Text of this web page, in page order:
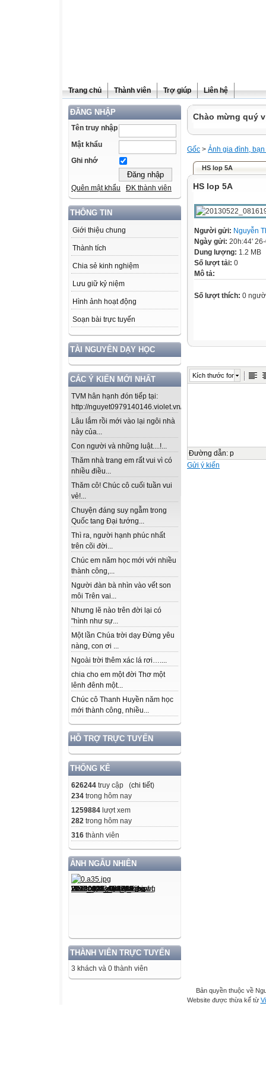
Trang chủ Thành viên Trợ giúp Liên hệ
ĐĂNG NHẬP
Tên truy nhập
Mật khẩu
Ghi nhớ
Quên mật khẩu ĐK thành viên
THÔNG TIN
Giới thiệu chung
Thành tích
Chia sẻ kinh nghiệm
Lưu giữ kỷ niệm
Hình ảnh hoạt động
Soạn bài trực tuyến
TÀI NGUYÊN DẠY HỌC
CÁC Ý KIẾN MỚI NHẤT
TVM hân hạnh đón tiếp tại:
http://nguyet0979140146.violet.vn/...
Lâu lắm rồi mới vào lại ngôi nhà
này của...
Con người và những luật....!...
Thăm nhà trang em rất vui vì có
nhiều điều...
Thăm cô! Chúc cô cuối tuần vui
vẻ!...
Chuyện đáng suy ngẫm trong
Quốc tang Đại tướng...
Thì ra, người hạnh phúc nhất
trên cõi đời...
Chúc em năm học mới với nhiều
thành công,...
Người đàn bà nhìn vào vết son
môi Trên vai...
Nhưng lẽ nào trên đời lại có
"hình như sự...
Một lần Chúa trời dạy Đừng yêu
nàng, con ơi ...
Ngoài trời thêm xác lá rơi…....
chia cho em một đời Thơ một
lênh đênh một...
Chúc cô Thanh Huyền năm học
mới thành công, nhiều...
HỖ TRỢ TRỰC TUYẾN
THỐNG KÊ
626244 truy cập (chi tiết)
234 trong hôm nay
1259884 lượt xem
282 trong hôm nay
316 thành viên
ẢNH NGẪU NHIÊN
THÀNH VIÊN TRỰC TUYẾN
3 khách và 0 thành viên
Chào mừng quý
Gốc > Ảnh gia đình,
HS lop 5A
HS lop 5A
Người gửi: Nguyễn
Ngày gửi: 20h:44'
Dung lượng: 1.2 MB
Số lượt tải: 0
Mô tả:
Số lượt thích: 0
Kích thước font
Đường dẫn: p
Gửi ý kiến
Bản quyền thuộc về
Website được thừa kế từ